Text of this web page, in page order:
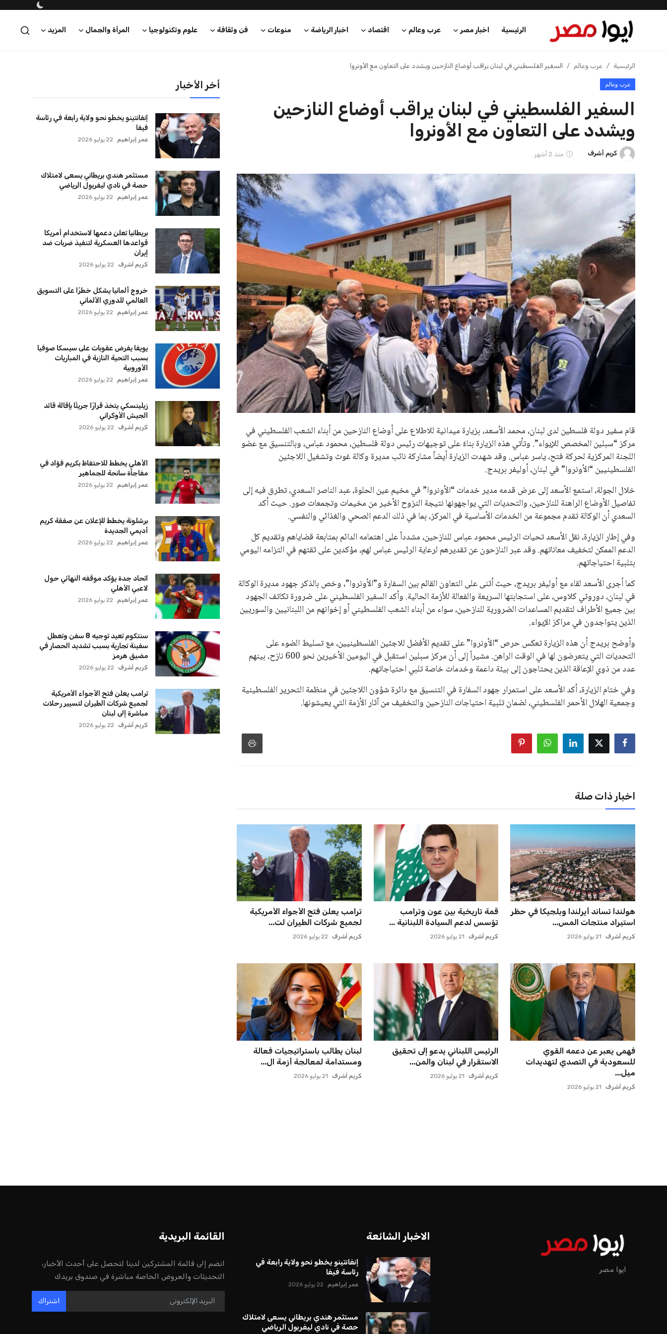
الرئيسية اخبار مصر عرب وعالم اقتصاد اخبار الرياضة منوعات فن وثقافة علوم وتكنولوجيا المرأة والجمال المزيد
الرئيسية
اخبار مصر
عرب وعالم
اخبار الرياضة
منوعات
فن وثقافة
علوم وتكنولوجيا
المرأة والجمال
محافظات
الرئيسية عرب وعالم السفير الفلسطيني في لبنان يراقب أوضاع النازحين ويشدد على التعاون مع الأونروا
عرب وعالم
السفير الفلسطيني في لبنان يراقب أوضاع النازحين
ويشدد على التعاون مع الأونروا
كريم أشرف منذ 2 أشهر
قام سفير دولة فلسطين لدى لبنان، محمد الأسعد، بزيارة ميدانية للاطلاع على أوضاع النازحين من أبناء الشعب الفلسطيني في
مركز “سبلين المخصص للإيواء”. وتأتي هذه الزيارة بناءً على توجيهات رئيس دولة فلسطين، محمود عباس، وبالتنسيق مع عضو
اللجنة المركزية لحركة فتح، ياسر عباس. وقد شهدت الزيارة أيضاً مشاركة نائب مديرة وكالة غوث وتشغيل اللاجئين
الفلسطينيين “الأونروا” في لبنان، أوليفر بريدج.
خلال الجولة، استمع الأسعد إلى عرض قدمه مدير خدمات “الأونروا” في مخيم عين الحلوة، عبد الناصر السعدي، تطرق فيه إلى
تفاصيل الأوضاع الراهنة للنازحين، والتحديات التي يواجهونها نتيجة النزوح الأخير من مخيمات وتجمعات صور. حيث أكد
السعدي أن الوكالة تقدم مجموعة من الخدمات الأساسية في المركز، بما في ذلك الدعم الصحي والغذائي والنفسي.
وفي إطار الزيارة، نقل الأسعد تحيات الرئيس محمود عباس للنازحين، مشدداً على اهتمامه الدائم بمتابعة قضاياهم وتقديم كل
الدعم الممكن لتخفيف معاناتهم. وقد عبر النازحون عن تقديرهم لرعاية الرئيس عباس لهم، مؤكدين على ثقتهم في التزامه اليومي
بتلبية احتياجاتهم.
كما أجرى الأسعد لقاء مع أوليفر بريدج، حيث أثنى على التعاون القائم بين السفارة و”الأونروا”، وخص بالذكر جهود مديرة الوكالة
في لبنان، دوروثي كلاوس، على استجابتها السريعة والفعالة للأزمة الحالية. وأكد السفير الفلسطيني على ضرورة تكاتف الجهود
بين جميع الأطراف لتقديم المساعدات الضرورية للنازحين، سواء من أبناء الشعب الفلسطيني أو إخوانهم من اللبنانيين والسوريين
الذين يتواجدون في مراكز الإيواء.
وأوضح بريدج أن هذه الزيارة تعكس حرص “الأونروا” على تقديم الأفضل للاجئين الفلسطينيين، مع تسليط الضوء على
التحديات التي يتعرضون لها في الوقت الراهن. مشيراً إلى أن مركز سبلين استقبل في اليومين الأخيرين نحو 600 نازح، بينهم
عدد من ذوي الإعاقة الذين يحتاجون إلى بيئة داعمة وخدمات خاصة تلبي احتياجاتهم.
وفي ختام الزيارة، أكد الأسعد على استمرار جهود السفارة في التنسيق مع دائرة شؤون اللاجئين في منظمة التحرير الفلسطينية
وجمعية الهلال الأحمر الفلسطيني، لضمان تلبية احتياجات النازحين والتخفيف من آثار الأزمة التي يعيشونها.
اخبار ذات صلة
هولندا تساند أيرلندا وبلجيكا في حظر
استيراد منتجات المس...
كريم أشرف 21 يوليو 2026
قمة تاريخية بين عون وترامب
تؤسس لدعم السيادة اللبنانية ...
كريم أشرف 21 يوليو 2026
ترامب يعلن فتح الأجواء الأمريكية
لجميع شركات الطيران لت...
كريم أشرف 22 يوليو 2026
فهمى يعبر عن دعمه القوي
للسعودية في التصدي لتهديدات
ميل...
كريم أشرف 21 يوليو 2026
الرئيس اللبناني يدعو إلى تحقيق
الاستقرار في لبنان والمن...
كريم أشرف 21 يوليو 2026
لبنان يطالب باستراتيجيات فعالة
ومستدامة لمعالجة أزمة ال...
كريم أشرف 21 يوليو 2026
أخر الأخبار
إنفانتينو يخطو نحو ولاية رابعة في رئاسة
فيفا
عمر إبراهيم 22 يوليو 2026
مستثمر هندي بريطاني يسعى لامتلاك
حصة في نادي ليفربول الرياضي
عمر إبراهيم 22 يوليو 2026
بريطانيا تعلن دعمها لاستخدام أمريكا
قواعدها العسكرية لتنفيذ ضربات ضد
إيران
كريم أشرف 22 يوليو 2026
خروج ألمانيا يشكل خطرًا على التسويق
العالمي للدوري الألماني
عمر إبراهيم 22 يوليو 2026
يويفا يفرض عقوبات على سيسكا صوفيا
بسبب التحية النازية في المباريات
الأوروبية
عمر إبراهيم 22 يوليو 2026
زيلينسكي يتخذ قرارًا جريئًا بإقالة قائد
الجيش الأوكراني
كريم أشرف 22 يوليو 2026
الأهلي يخطط للاحتفاظ بكريم فؤاد في
مفاجأة سانحة للجماهير
عمر إبراهيم 22 يوليو 2026
برشلونة يخطط للإعلان عن صفقة كريم
أديمي الجديدة
عمر إبراهيم 22 يوليو 2026
اتحاد جدة يؤكد موقفه النهائي حول
لاعبي الأهلي
عمر إبراهيم 22 يوليو 2026
سنتكوم تعيد توجيه 8 سفن وتعطل
سفينة تجارية بسبب تشديد الحصار في
مضيق هرمز
كريم أشرف 22 يوليو 2026
ترامب يعلن فتح الأجواء الأمريكية
لجميع شركات الطيران لتسيير رحلات
مباشرة إلى لبنان
كريم أشرف 22 يوليو 2026
إنفانتينو يخطو نحو ولاية رابعة في رئاسة فيفا
عمر إبراهيم
عمر إبراهيم 22 يوليو 2026
مستثمر هندي بريطاني يسعى لامتلاك
حصة في نادي ليفربول الرياضي